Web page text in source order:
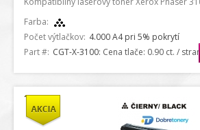
Farba:
Počet výtlačkov: 4.000 A4 pri 5% pokrytí
Part #: CGT-X-3100: Cena tlače: 0.90 ct. /